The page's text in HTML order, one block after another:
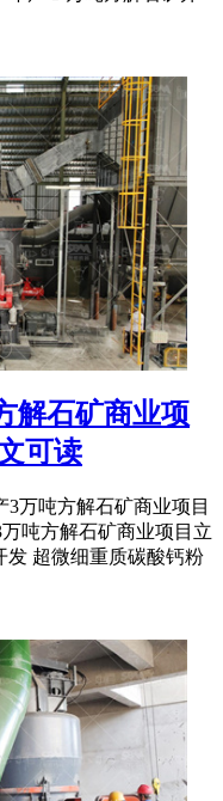
解石矿商业项
可读
3万吨方解石矿商业项目
吨方解石矿商业项目立
发 超微细重质碳酸钙粉